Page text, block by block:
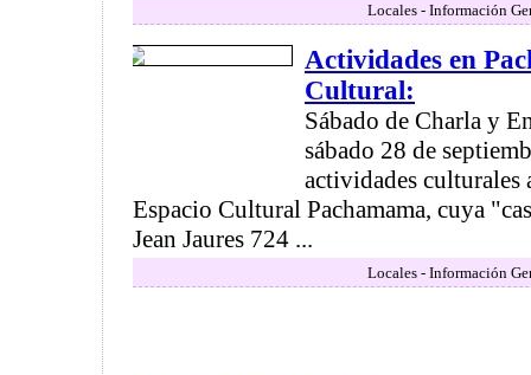
Locales - Información
Actividades en
Cultural:
Sábado de Charla y
sábado 28 de
actividades culturales
Espacio Cultural Pachamama, cuya
Jean Jaures 724 ...
Locales - Información